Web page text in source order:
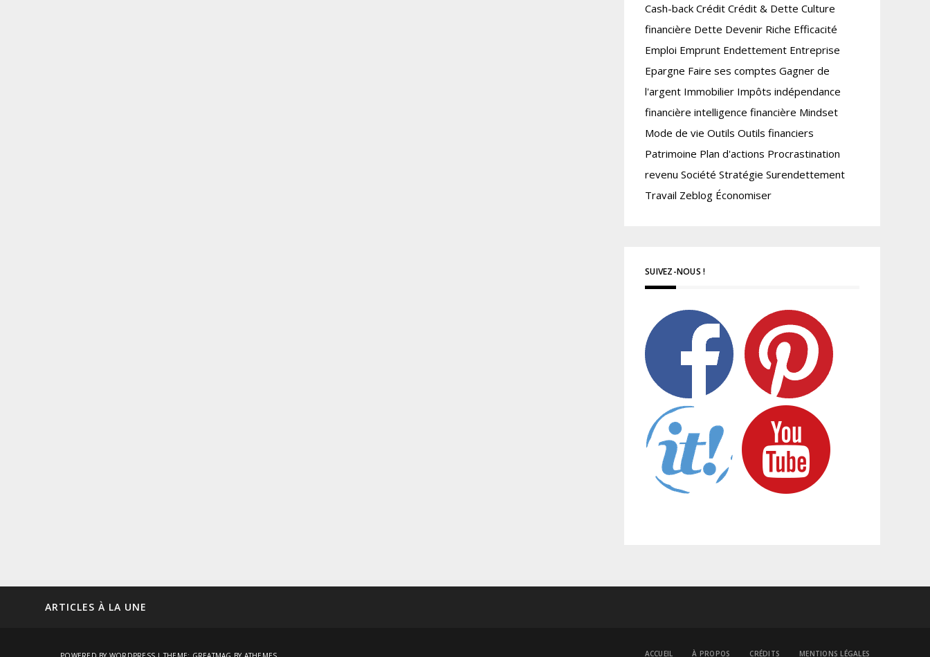
Cash-back Crédit Crédit & Dette Culture
financière Dette Devenir Riche Efficacité
Emploi Emprunt Endettement Entreprise
Epargne Faire ses comptes Gagner de
l'argent Immobilier Impôts indépendance
financière intelligence financière Mindset
Mode de vie Outils Outils financiers
Patrimoine Plan d'actions Procrastination
revenu Société Stratégie Surendettement
Travail Zeblog Économiser
SUIVEZ-NOUS !
ARTICLES À LA UNE
ACCUEIL À PROPOS CRÉDITS MENTIONS LÉGALES